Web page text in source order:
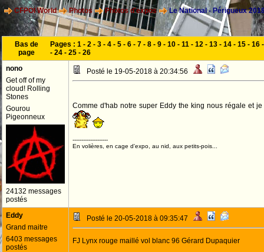
CFPOI World Photos Photos d'expos Le National - Périgueux
Bas de
page
Pages : 1 - 2 - 3 - 4 - 5 - 6 - 7 - 8 - 9 - 10 - 11 - 12 - 13 - 14 - 15 - 16
- 24 - 25 - 26
nono
Get off of my
cloud! Rolling
Stones
Gourou
Pigeonneux
24132 messages
postés
Posté le 19-05-2018 à 20:34:56
Comme d'hab notre super Eddy the king nous régale et
--------------------
En volières, en cage d'expo, au nid, aux petits-pois...
Eddy
Grand maitre
6403 messages
postés
Posté le 20-05-2018 à 09:35:47
FJ Lynx rouge maillé vol blanc 96 Gérard Dupaquier